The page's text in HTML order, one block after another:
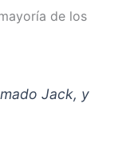
de los
Jack, y